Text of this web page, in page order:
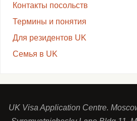
Контакты посольств
Термины и понятия
Для резидентов UK
Семья в UK
UK Visa Application Centre.